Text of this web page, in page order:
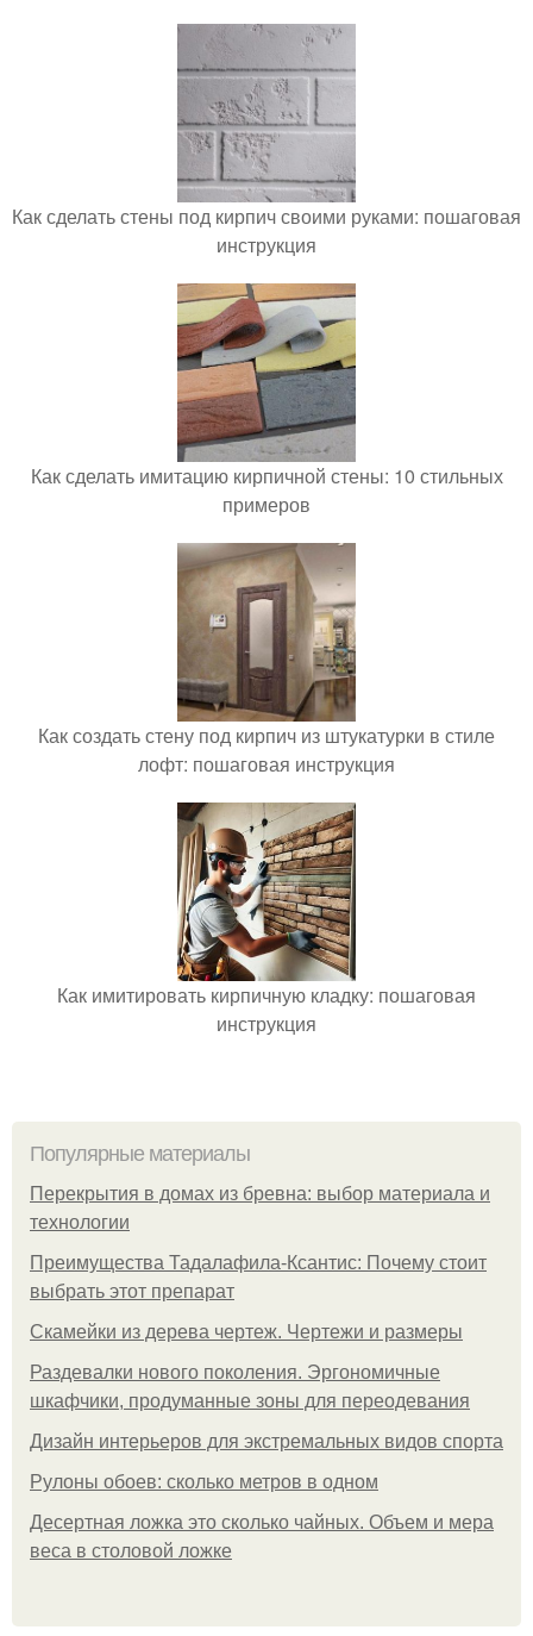
Как сделать стены под кирпич своими руками: пошаговая
инструкция
Как сделать имитацию кирпичной стены: 10 стильных
примеров
Как создать стену под кирпич из штукатурки в стиле
лофт: пошаговая инструкция
Как имитировать кирпичную кладку: пошаговая
инструкция
Популярные материалы
Перекрытия в домах из бревна: выбор материала и
технологии
Преимущества Тадалафила-Ксантис: Почему стоит
выбрать этот препарат
Скамейки из дерева чертеж. Чертежи и размеры
Раздевалки нового поколения. Эргономичные
шкафчики, продуманные зоны для переодевания
Дизайн интерьеров для экстремальных видов спорта
Рулоны обоев: сколько метров в одном
Десертная ложка это сколько чайных. Объем и мера
веса в столовой ложке